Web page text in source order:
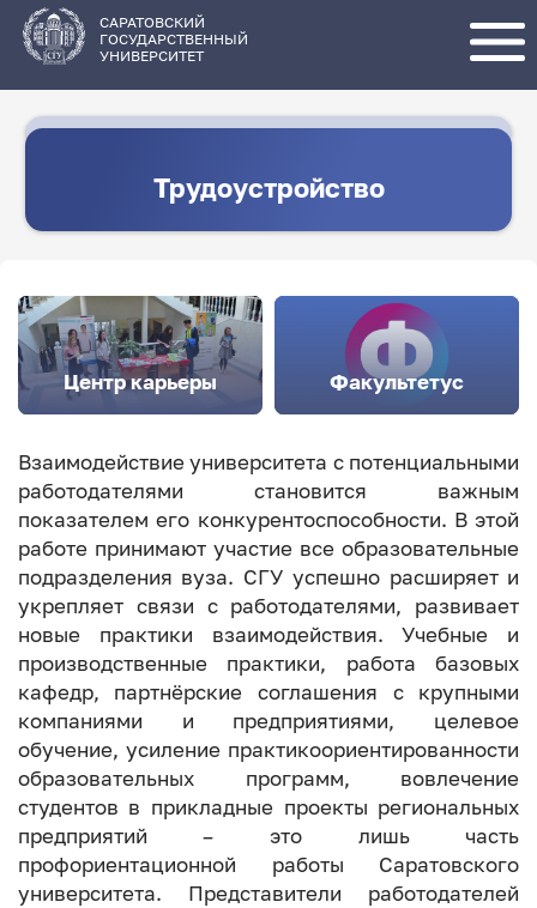
основному
содержанию
САРАТОВСКИЙ
ГОСУДАРСТВЕННЫЙ
УНИВЕРСИТЕТ
Трудоустройство
Центр карьеры Факультетус
Взаимодействие университета с потенциальными
работодателями становится важным
показателем его конкурентоспособности. В этой
работе принимают участие все образовательные
подразделения вуза. СГУ успешно расширяет и
укрепляет связи с работодателями, развивает
новые практики взаимодействия. Учебные и
производственные практики, работа базовых
кафедр, партнёрские соглашения с крупными
компаниями и предприятиями, целевое
обучение, усиление практикоориентированности
образовательных программ, вовлечение
студентов в прикладные проекты региональных
предприятий – это лишь часть
профориентационной работы Саратовского
университета. Представители работодателей